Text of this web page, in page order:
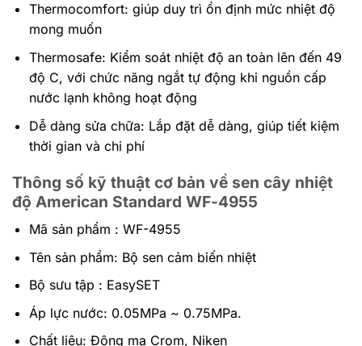
Thermocomfort: giúp duy trì ổn định mức nhiệt độ
mong muốn
Thermosafe: Kiểm soát nhiệt độ an toàn lên đến 49
độ C, với chức năng ngắt tự động khi nguồn cấp
nước lạnh không hoạt động
Dễ dàng sửa chữa: Lắp đặt dễ dàng, giúp tiết kiệm
thời gian và chi phí
Thông số kỹ thuật cơ bản về sen cây nhiệt
độ American Standard WF-4955
Mã sản phẩm : WF-4955
Tên sản phẩm: Bộ sen cảm biến nhiệt
Bộ sưu tập : EasySET
Áp lực nước: 0.05MPa ~ 0.75MPa.
Chất liệu: Đông mạ Crom, Niken